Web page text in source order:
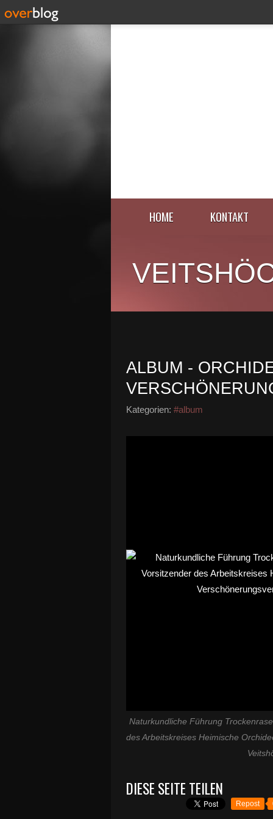
HOME KONTAKT
ALBUM -
Kategorien: #album
Naturkundliche Führung
des Arbeitskreises Heimische
DIESE SEITE TEILEN
Repost